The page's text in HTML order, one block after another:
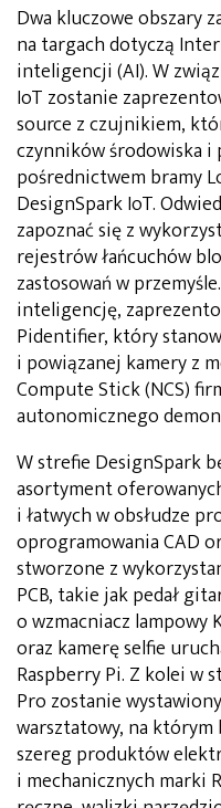
Dwa kluczowe obszary
na targach dotyczą
inteligencji (AI). W
IoT zostanie
source z czujnikiem,
czynników środowiska i
pośrednictwem bramy
DesignSpark IoT.
zapoznać się z
rejestrów łańcuchów
zastosowań w
inteligencję,
Pidentifier, który
i powiązanej kamery z
Compute Stick (NCS)
autonomicznego
W strefie DesignSpark
asortyment
i łatwych w obsłudze
oprogramowania CAD
stworzone z
PCB, takie jak pedał
o wzmacniacz lampowy
oraz kamerę selfie
Raspberry Pi. Z kolei w
Pro zostanie
warsztatowy, na którym
szereg produktów
i mechanicznych marki